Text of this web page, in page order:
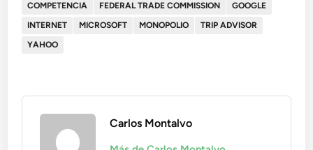
COMPETENCIA
FEDERAL TRADE COMMISSION
GOOGLE
INTERNET
MICROSOFT MONOPOLIO
TRIP ADVISOR
YAHOO
Carlos Montalvo